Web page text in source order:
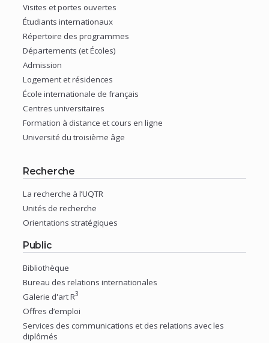
(nouvelle
fenêtre)
Visites et portes ouvertes
(nouvelle
fenêtre)
Étudiants internationaux
(nouvelle
fenêtre)
Répertoire des programmes
(nouvelle
fenêtre)
Départements (et Écoles)
(nouvelle
fenêtre)
Admission
(nouvelle
fenêtre)
Logement et résidences
(nouvelle
fenêtre)
École internationale de français
(nouvelle
fenêtre)
Centres universitaires
(nouvelle
fenêtre)
Formation à distance et cours en ligne
(nouvelle
Université du troisième âge
fenêtre)
Recherche
La recherche à l’UQTR
(nouvelle
fenêtre)
Unités de recherche
(nouvelle
Orientations stratégiques
(nouvelle
fenêtre)
Public
Bibliothèque
(nouvelle
fenêtre)
Bureau des relations internationales
(nouvelle
fenêtre)
Galerie d'art R3
(nouvelle
fenêtre)
Offres d’emploi
(nouvelle
fenêtre)
Services des communications et des relations avec les
diplômés